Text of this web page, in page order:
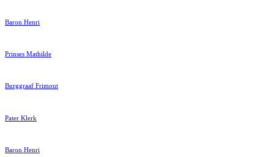
Baron Henri
Prinses Mathilde
Burggraaf Frimout
Pater Klerk
Baron Henri